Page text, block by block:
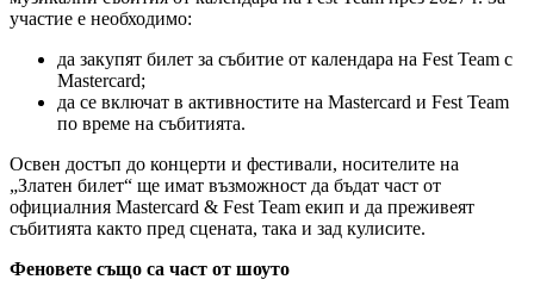
участие е необходимо:
да закупят билет за събитие от календара на Fest Team с
Mastercard;
да се включат в активностите на Mastercard и Fest Team
по време на събитията.
Освен достъп до концерти и фестивали, носителите на
„Златен билет“ ще имат възможност да бъдат част от
официалния Mastercard & Fest Team екип и да преживеят
събитията както пред сцената, така и зад кулисите.
Феновете също са част от шоуто